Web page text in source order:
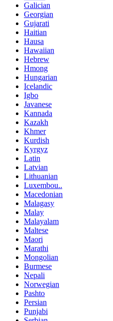
Galician
Georgian
Gujarati
Haitian
Hausa
Hawaiian
Hebrew
Hmong
Hungarian
Icelandic
Igbo
Javanese
Kannada
Kazakh
Khmer
Kurdish
Kyrgyz
Latin
Latvian
Lithuanian
Luxembou..
Macedonian
Malagasy
Malay
Malayalam
Maltese
Maori
Marathi
Mongolian
Burmese
Nepali
Norwegian
Pashto
Persian
Punjabi